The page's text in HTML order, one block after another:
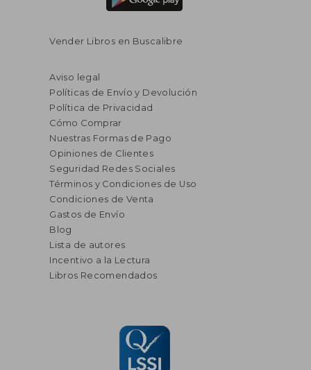
Vender Libros en Buscalibre
Aviso legal
Políticas de Envío y Devolución
Política de Privacidad
Cómo Comprar
Nuestras Formas de Pago
Opiniones de Clientes
Seguridad Redes Sociales
Términos y Condiciones de Uso
Condiciones de Venta
Gastos de Envío
Blog
Lista de autores
Incentivo a la Lectura
Libros Recomendados